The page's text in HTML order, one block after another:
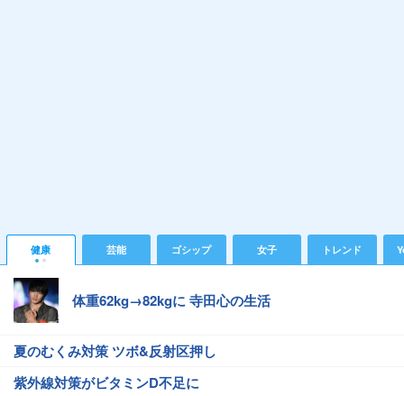
健康 芸能 ゴシップ 女子 トレンド
体重62kg→82kgに 寺田心の生活
夏のむくみ対策 ツボ&反射区押し
紫外線対策がビタミンD不足に